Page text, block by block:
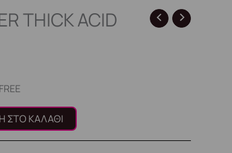
THICK ACID
ΣΤΟ ΚΑΛΆΘΙ